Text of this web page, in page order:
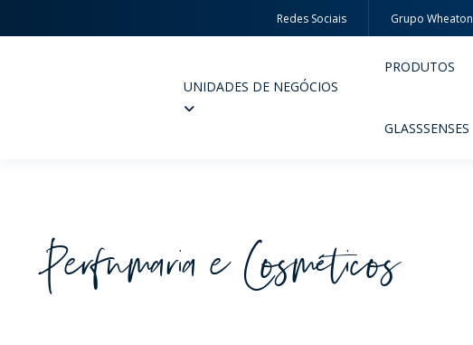
Redes Sociais Grupo Wheaton
UNIDADES DE NEGÓCIOS
PRODUTOS
GLASSSENSES
Perfumaria e Cosméticos